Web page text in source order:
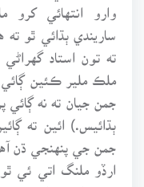
وارو انتهائي کرو
ساريندي ٻڌائي ٿو
ته تون استاد
ملڪ ملير ڪئين ڳائي
جمن جيان ته نه
ٻڌائيس.) ائين ته
جمن جي پنهنجي ڌن
ارڏو ملنگ اتي ئي